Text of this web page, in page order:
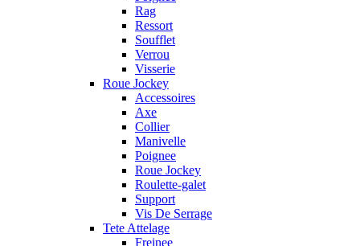
Rag
Ressort
Soufflet
Verrou
Visserie
Roue Jockey
Accessoires
Axe
Collier
Manivelle
Poignee
Roue Jockey
Roulette-galet
Support
Vis De Serrage
Tete Attelage
Freinee